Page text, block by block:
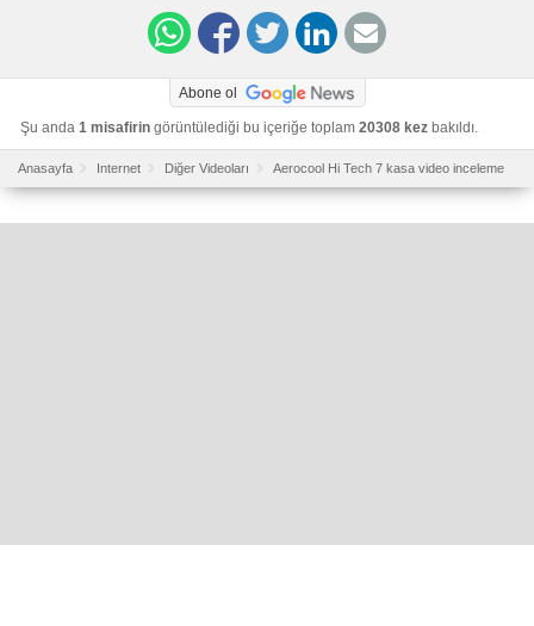
Abone ol
Şu anda 1 misafirin görüntülediği bu içeriğe toplam 20308 kez bakıldı.
Anasayfa Internet Diğer Videoları Aerocool Hi Tech 7 kasa video inceleme